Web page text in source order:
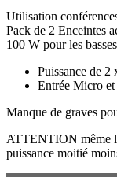
Utilisation
Pack de 2 Enceintes
100 W pour les
Puissance de
Entrée Micro
Manque de graves
ATTENTION même
puissance moitié